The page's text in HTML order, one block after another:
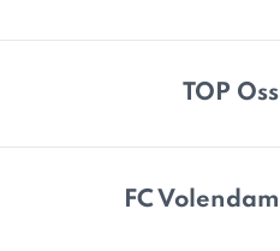
TOP Oss
FC Volendam